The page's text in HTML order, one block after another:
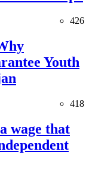
426
Youth
418
wage that